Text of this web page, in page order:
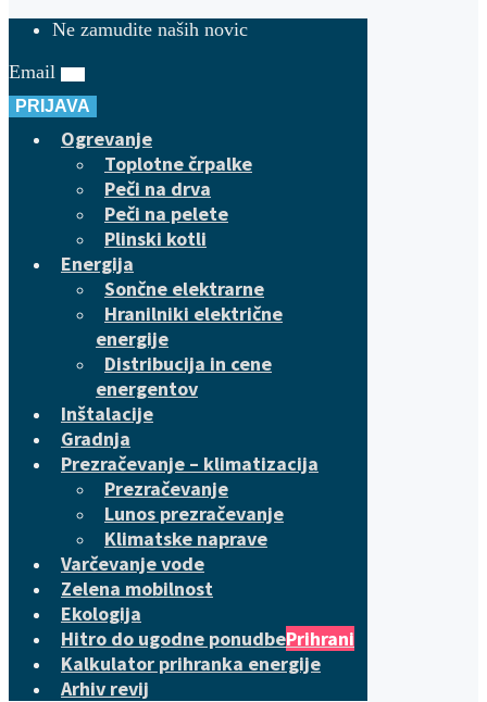
Ne zamudite naših novic
Email
PRIJAVA
Ogrevanje
Toplotne črpalke
Peči na drva
Peči na pelete
Plinski kotli
Energija
Sončne elektrarne
Hranilniki električne
energije
Distribucija in cene
energentov
Inštalacije
Gradnja
Prezračevanje – klimatizacija
Prezračevanje
Lunos prezračevanje
Klimatske naprave
Varčevanje vode
Zelena mobilnost
Ekologija
Hitro do ugodne ponudbePrihrani
Kalkulator prihranka energije
Arhiv revij